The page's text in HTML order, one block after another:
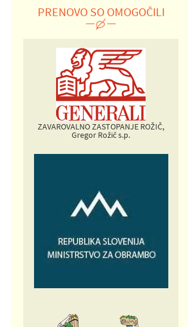
PRENOVO SO OMOGOČILI
ZAVAROVALNO ZASTOPANJE ROŽIČ,
Gregor Rožič s.p.